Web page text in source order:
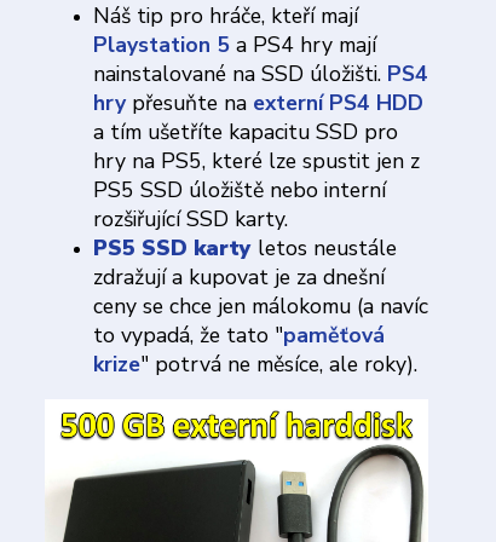
Náš tip pro hráče, kteří mají
Playstation 5 a PS4 hry mají
nainstalované na SSD úložišti. PS4
hrypřesuňte na externí PS4 HDD
a tím ušetříte kapacitu SSD pro
hry na PS5, které lze spustit jen z
PS5 SSD úložiště nebo interní
rozšiřující SSD karty.
PS5 SSD karty letos neustále
zdražují a kupovat je za dnešní
ceny se chce jen málokomu (a navíc
to vypadá, že tato "paměťová
krize" potrvá ne měsíce, ale roky).